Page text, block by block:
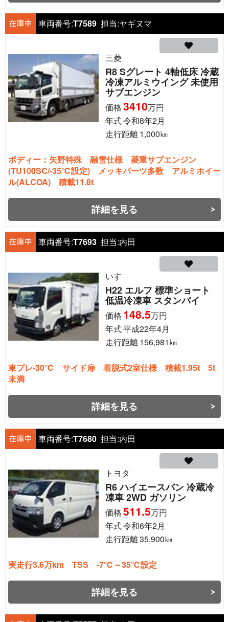
車両番号:T7589 担当:ヤギヌマ
三菱
R8 Sグレート 4軸低床 冷蔵
冷凍アルミウイング 未使用
サブエンジン
価格3410万円
年式令和8年2月
走行距離1,000㎞
ボディー：矢野特殊 融雪仕様 菱重サブエンジン
(TU100SC/-35℃設定) メッキパーツ多数 アルミホイー
ル(ALCOA) 積載11.8t
詳細を見る
車両番号:T7693 担当:内田
いすゞ
H22 エルフ 標準ショート
低温冷凍車 スタンバイ
価格 148.5万円
年式平成22年4月
走行距離156,981㎞
東プレ-30℃ サイド扉 着脱式2室仕様 積載1.95t 5t
未満
詳細を見る
車両番号:T7680 担当:内田
トヨタ
R6 ハイエースバン 冷蔵冷
凍車 2WD ガソリン
価格511.5万円
年式令和6年2月
走行距離35,900㎞
実走行3.6万km TSS -7℃～35℃設定
詳細を見る